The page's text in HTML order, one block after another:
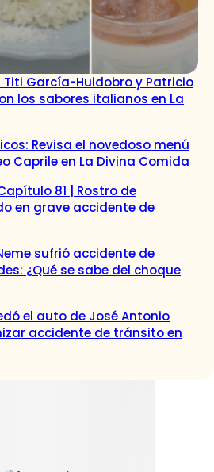
Titi García-Huidobro y Patricio
los sabores italianos en La
Revisa el novedoso menú
Caprile en La Divina Comida
81 | Rostro de
en grave accidente de
sufrió accidente de
¿Qué se sabe del choque
el auto de José Antonio
accidente de tránsito en